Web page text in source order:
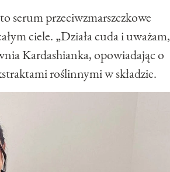
serum przeciwzmarszczkowe
ciele. „Działa cuda i uważam,
Kardashianka, opowiadając o
roślinnymi w składzie.